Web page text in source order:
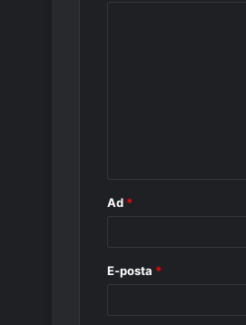
Ad *
E-posta *